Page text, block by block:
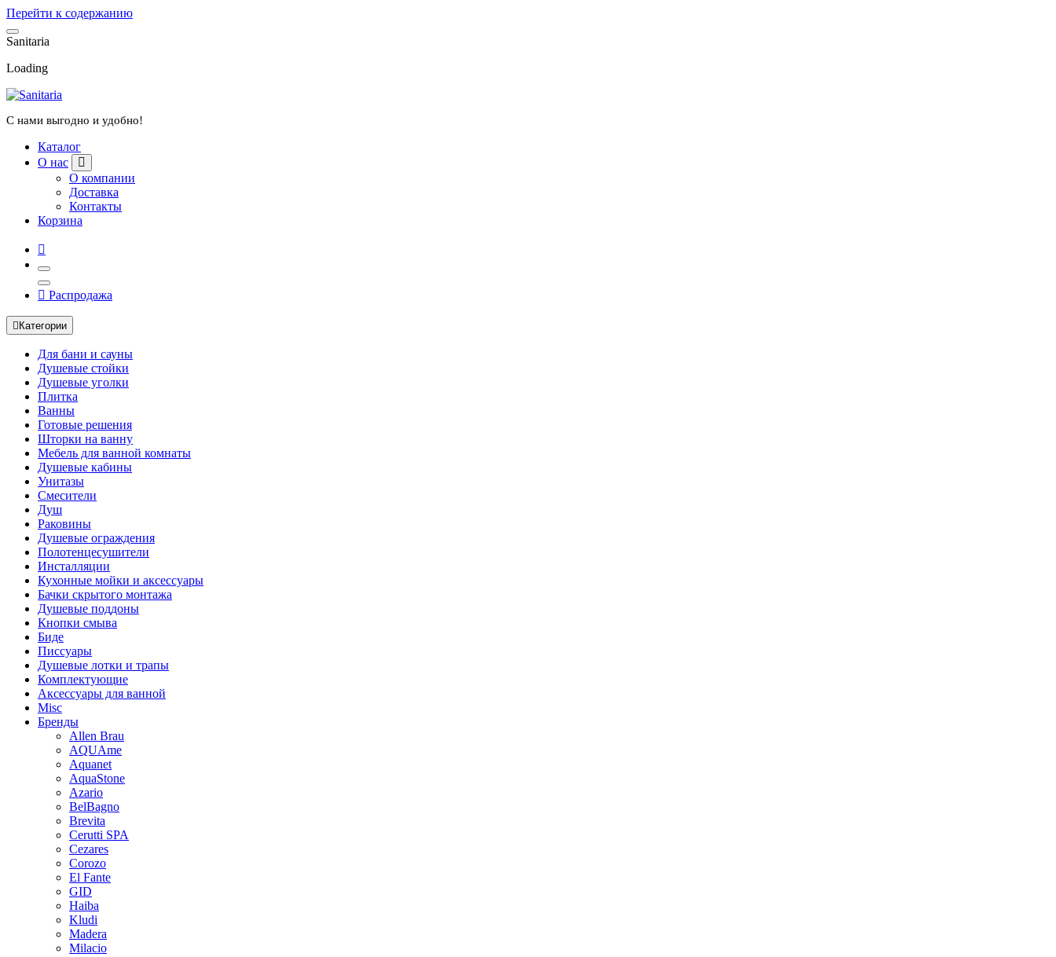
Перейти к содержанию
Sanitaria
Loading
С нами выгодно и удобно!
Каталог
О нас
О компании
Доставка
Контакты
Корзина
Распродажа
Категории
Для бани и сауны
Душевые стойки
Душевые уголки
Плитка
Ванны
Готовые решения
Шторки на ванну
Мебель для ванной комнаты
Душевые кабины
Унитазы
Смесители
Душ
Раковины
Душевые ограждения
Полотенцесушители
Инсталляции
Кухонные мойки и аксессуары
Бачки скрытого монтажа
Душевые поддоны
Кнопки смыва
Биде
Писсуары
Душевые лотки и трапы
Комплектующие
Аксессуары для ванной
Misc
Бренды
Allen Brau
AQUAme
Aquanet
AquaStone
Azario
BelBagno
Brevita
Cerutti SPA
Cezares
Corozo
El Fante
GID
Haiba
Kludi
Madera
Milacio